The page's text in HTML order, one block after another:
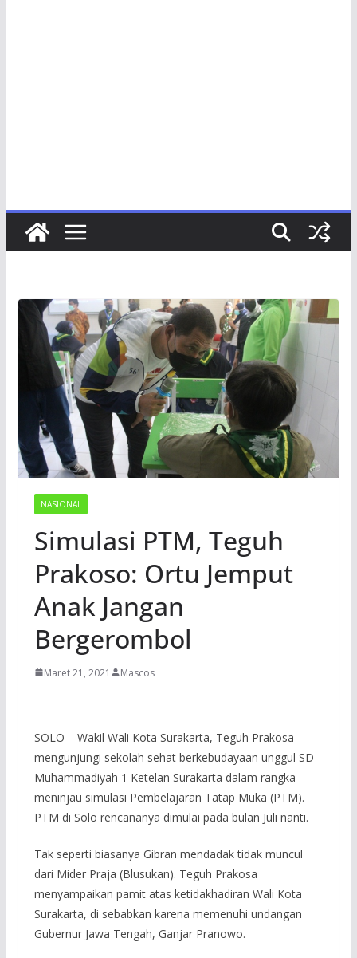
NASIONAL
Simulasi PTM, Teguh
Prakoso: Ortu Jemput
Anak Jangan
Bergerombol
Maret 21, 2021 Mascos
SOLO – Wakil Wali Kota Surakarta, Teguh Prakosa
mengunjungi sekolah sehat berkebudayaan unggul SD
Muhammadiyah 1 Ketelan Surakarta dalam rangka
meninjau simulasi Pembelajaran Tatap Muka (PTM).
PTM di Solo rencananya dimulai pada bulan Juli nanti.
Tak seperti biasanya Gibran mendadak tidak muncul
dari Mider Praja (Blusukan). Teguh Prakosa
menyampaikan pamit atas ketidakhadiran Wali Kota
Surakarta, di sebabkan karena memenuhi undangan
Gubernur Jawa Tengah, Ganjar Pranowo.